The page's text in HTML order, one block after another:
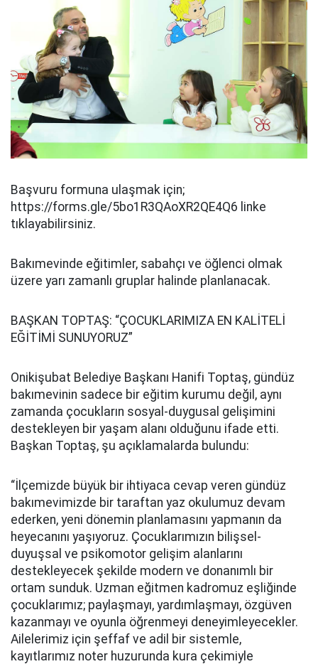
Başvuru formuna ulaşmak için;
https://forms.gle/5bo1R3QAoXR2QE4Q6 linke
tıklayabilirsiniz.
Bakımevinde eğitimler, sabahçı ve öğlenci olmak
üzere yarı zamanlı gruplar halinde planlanacak.
BAŞKAN TOPTAŞ: “ÇOCUKLARIMIZA EN KALİTELİ
EĞİTİMİ SUNUYORUZ”
Onikişubat Belediye Başkanı Hanifi Toptaş, gündüz
bakımevinin sadece bir eğitim kurumu değil, aynı
zamanda çocukların sosyal-duygusal gelişimini
destekleyen bir yaşam alanı olduğunu ifade etti.
Başkan Toptaş, şu açıklamalarda bulundu:
“İlçemizde büyük bir ihtiyaca cevap veren gündüz
bakımevimizde bir taraftan yaz okulumuz devam
ederken, yeni dönemin planlamasını yapmanın da
heyecanını yaşıyoruz. Çocuklarımızın bilişsel-
duyuşsal ve psikomotor gelişim alanlarını
destekleyecek şekilde modern ve donanımlı bir
ortam sunduk. Uzman eğitmen kadromuz eşliğinde
çocuklarımız; paylaşmayı, yardımlaşmayı, özgüven
kazanmayı ve oyunla öğrenmeyi deneyimleyecekler.
Ailelerimiz için şeffaf ve adil bir sistemle,
kayıtlarımız noter huzurunda kura çekimiyle